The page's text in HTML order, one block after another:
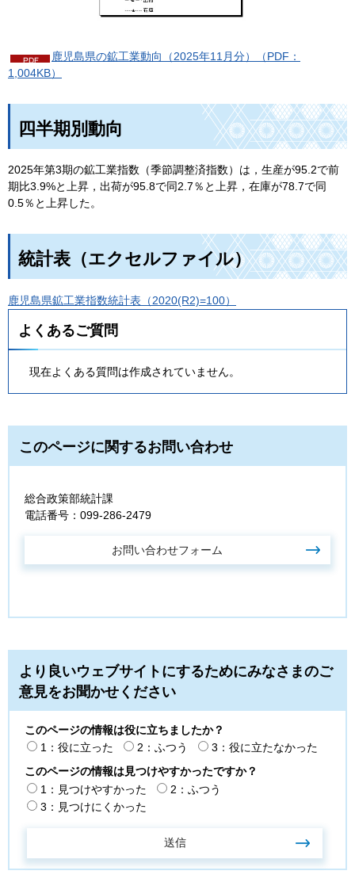
鹿児島県の鉱工業動向（2025年11月分）（PDF：
1,004KB）
四半期別動向
2025年第3期の鉱工業指数（季節調整済指数）は，生産が95.2で前
期比3.9%と上昇，出荷が95.8で同2.7％と上昇，在庫が78.7で同
0.5％と上昇した。
統計表（エクセルファイル）
鹿児島県鉱工業指数統計表（2020(R2)=100）
よくあるご質問
現在よくある質問は作成されていません。
このページに関するお問い合わせ
総合政策部統計課
電話番号：099-286-2479
より良いウェブサイトにするためにみなさまのご
意見をお聞かせください
このページの情報は役に立ちましたか？
1：役に立った
2：ふつう
3：役に立たなかった
このページの情報は見つけやすかったですか？
1：見つけやすかった
2：ふつう
3：見つけにくかった